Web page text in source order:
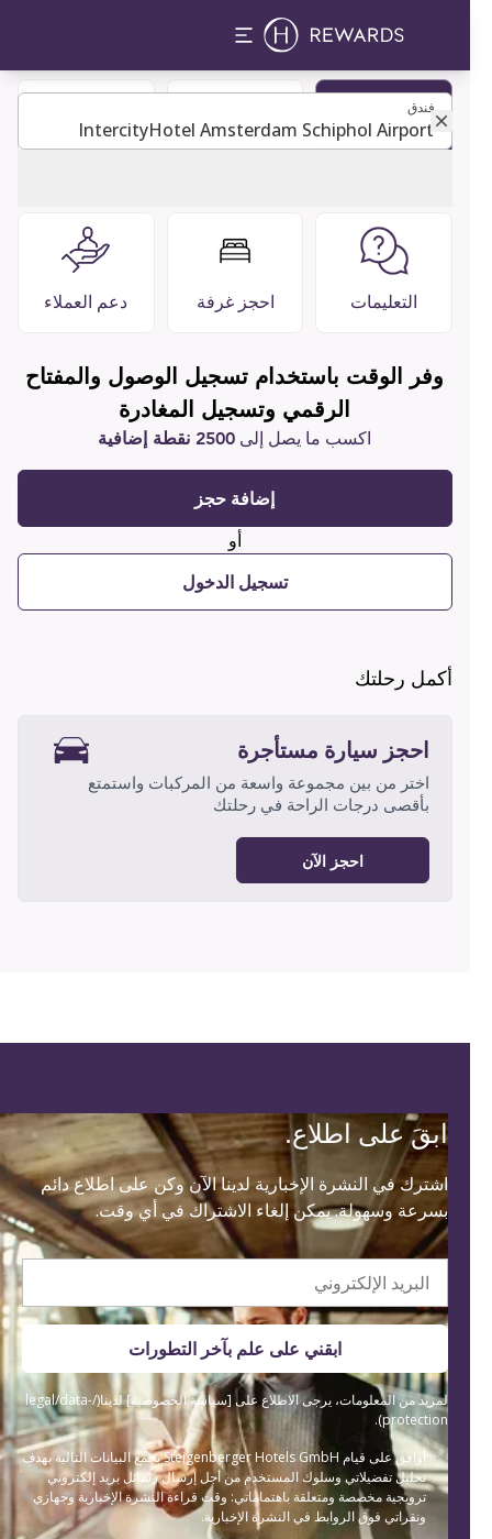
فندقفندق
التعليمات احجز غرفة دعم العملاء
وفر الوقت باستخدام تسجيل الوصول والمفتاح
الرقمي وتسجيل المغادرة
اكسب ما يصل إلى2500 نقطة إضافية
إضافة حجز
تسجيل الدخول
أكمل رحلتك
احجز سيارة مستأجرة
اختر من بين مجموعة واسعة من المركبات واستمتع
بأقصى درجات الراحة في رحلتك
احجز الآن
ابقَ على اطلاع.
اشترك في النشرة الإخبارية لدينا الآن وكن على اطلاع دائم
بسرعة وسهولة. يمكن إلغاء الاشتراك في أي وقت.
البريد الإلكتروني
ابقني على علم بآخر التطورات
لمزيد من المعلومات، يرجى الاطلاع على [سياسة الخصوصية] لدينا(/legal/data-
protection).
أوافق على قيام Steigenberger Hotels GmbH بجمع البيانات التالية بهدف
تحليل تفضيلاتي وسلوك المستخدم من أجل إرسال رسائل بريد إلكتروني
ترويجية مخصصة ومتعلقة باهتماماتي: وقت قراءة النشرة الإخبارية وجهازي
ونقراتي فوق الروابط في النشرة الإخبارية.